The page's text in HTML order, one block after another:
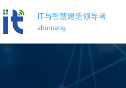
IT与智慧建造领导者
shunteng